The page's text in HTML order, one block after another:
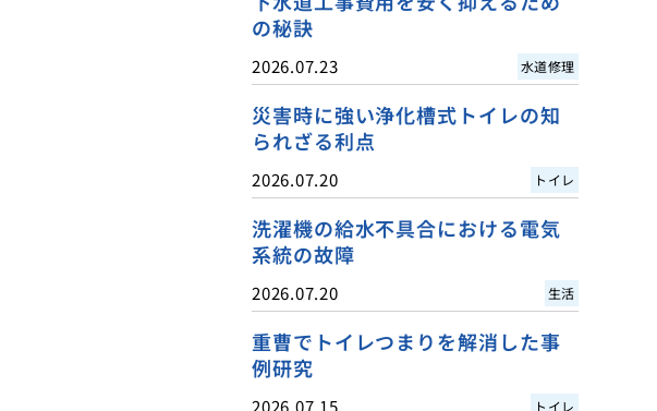
の秘訣
2026.07.23 水道修理
災害時に強い浄化槽式トイレの知
られざる利点
2026.07.20 トイレ
洗濯機の給水不具合における電気
系統の故障
2026.07.20 生活
重曹でトイレつまりを解消した事
例研究
2026.07.15 トイレ